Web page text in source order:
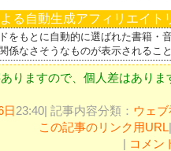
る自動生成アフィリエイト
をもとに自動的に選ばれた書籍・
係なさそうなものが表示されるこ
りますので、個人差はありま
日23:40| 記事内容分類： ウェ
この記事のリンク用URL
| コメン